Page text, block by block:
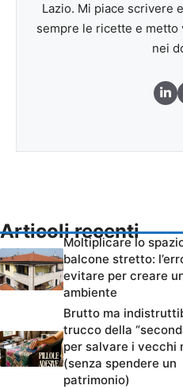
Lazio. Mi piace scrivere
sempre le ricette e metto
nei
Articoli recenti
Moltiplicare lo
balcone stretto:
evitare per creare
ambiente
Brutto ma
trucco della
per salvare i vecchi
(senza spendere un
patrimonio)